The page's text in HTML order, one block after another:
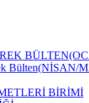
BİRİMİ